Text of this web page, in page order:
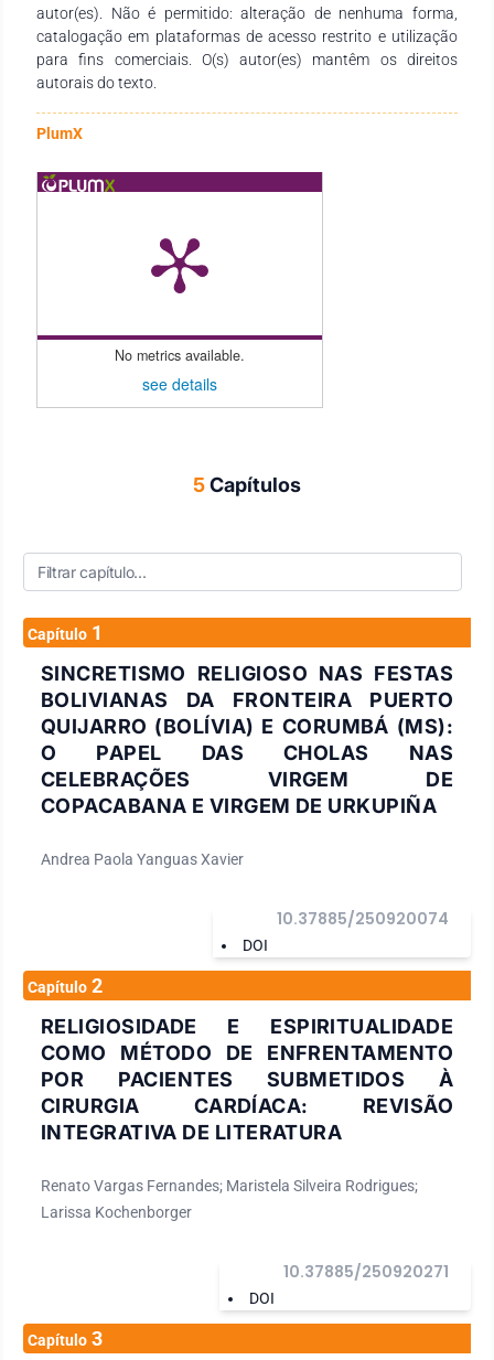
autor(es). Não é permitido: alteração de nenhuma forma,
catalogação em plataformas de acesso restrito e utilização
para fins comerciais. O(s) autor(es) mantêm os direitos
autorais do texto.
PlumX
No metrics available.
see details
5Capítulos
Capítulo 1
SINCRETISMO RELIGIOSO NAS FESTAS
BOLIVIANAS DA FRONTEIRA PUERTO
QUIJARRO (BOLÍVIA) E CORUMBÁ (MS):
O PAPEL DAS CHOLAS NAS
CELEBRAÇÕES VIRGEM DE
COPACABANA E VIRGEM DE URKUPIÑA
Andrea Paola Yanguas Xavier
DOI
10.37885/250920074
Capítulo 2
RELIGIOSIDADE E ESPIRITUALIDADE
COMO MÉTODO DE ENFRENTAMENTO
POR PACIENTES SUBMETIDOS À
CIRURGIA CARDÍACA: REVISÃO
INTEGRATIVA DE LITERATURA
Renato Vargas Fernandes; Maristela Silveira Rodrigues;
Larissa Kochenborger
DOI
10.37885/250920271
Capítulo 3